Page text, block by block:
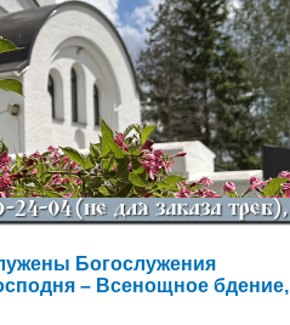
Богослужения
– Всенощное бдение,